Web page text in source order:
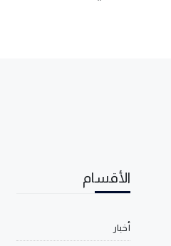
الأقسام
أخبار